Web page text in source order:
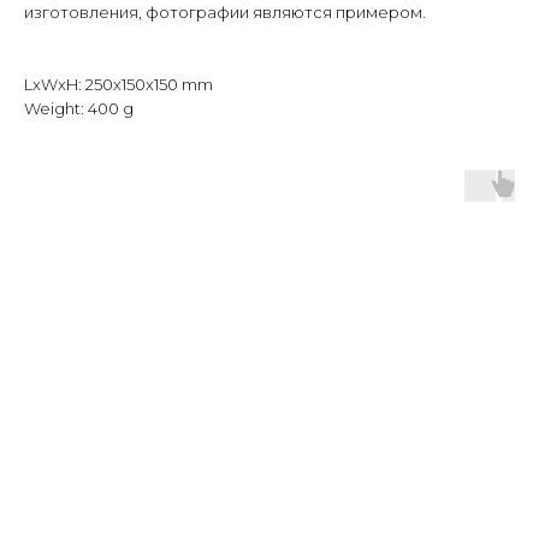
изготовления, фотографии являются примером.
LxWxH: 250x150x150 mm
Weight: 400 g